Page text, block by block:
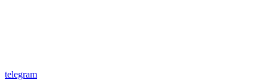
telegram